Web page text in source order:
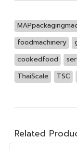
foodmachinery
cookedfood
ThaiScale
TSC
Related